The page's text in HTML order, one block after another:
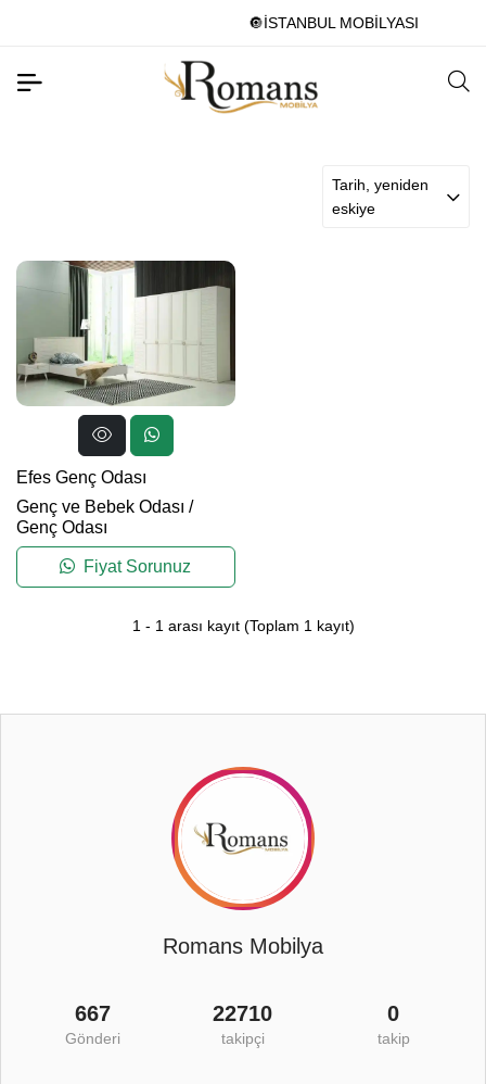
🔘İSTANBUL MOBİLYASI
Tarih, yeniden
eskiye
Efes Genç Odası
Genç ve Bebek Odası /
Genç Odası
Fiyat Sorunuz
1- 1arası kayıt (Toplam 1kayıt)
Romans Mobilya
667
Gönderi
22710
takipçi
0
takip